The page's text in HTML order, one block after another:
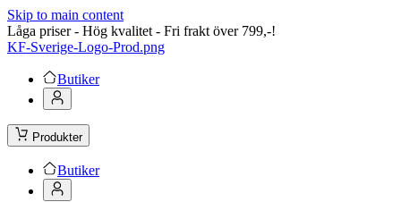
Skip to main content
Låga priser - Hög kvalitet - Fri frakt över 799,-!
KF-Sverige-Logo-Prod.png
Butiker
Produkter
Butiker